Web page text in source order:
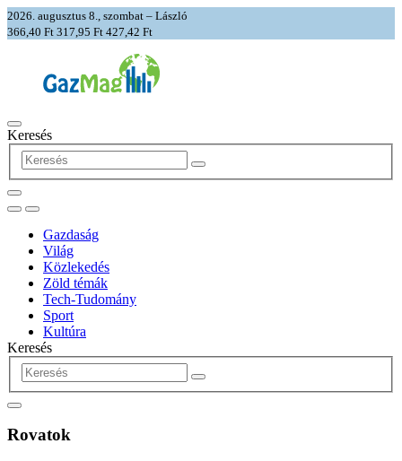
2026. augusztus 8., szombat – László
366,40 Ft 317,95 Ft 427,42 Ft
Keresés
Gazdaság
Világ
Közlekedés
Zöld témák
Tech-Tudomány
Sport
Kultúra
Keresés
Rovatok